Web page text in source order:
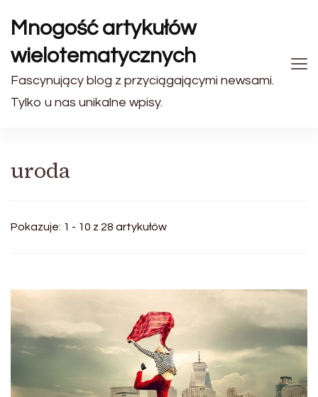
Mnogość artykułów
wielotematycznych
Fascynujący blog z przyciągającymi newsami.
Tylko u nas unikalne wpisy.
uroda
Pokazuje: 1 - 10 z 28 artykułów